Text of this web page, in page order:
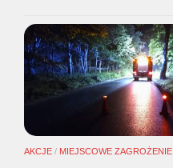
AKCJE / MIEJSCOWE ZAGROŻENIE